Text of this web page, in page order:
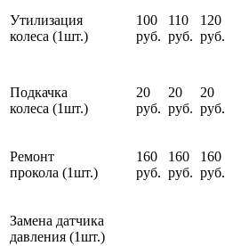
Утилизация
колеса (1шт.)
100
руб.
110
руб.
120
руб.
Подкачка
колеса (1шт.)
20
руб.
20
руб.
20
руб.
Ремонт
прокола (1шт.)
160
руб.
160
руб.
160
руб.
Замена датчика
давления (1шт.)